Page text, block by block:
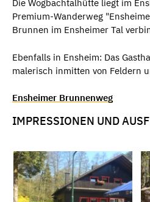
Die Wogbachtalhütte liegt im
Premium-Wanderweg
Brunnen im Ensheimer Tal
Ebenfalls in Ensheim: Das
malerisch inmitten von Feldern
Ensheimer Brunnenweg
IMPRESSIONEN UND